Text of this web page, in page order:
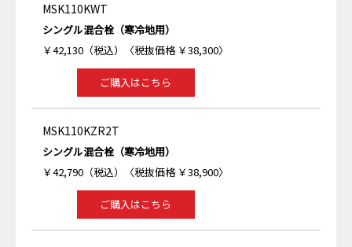
MSK110KWT
シングル混合栓（寒冷地用）
￥42,130（税込）〈税抜価格 ￥38,300〉
ご購入はこちら
MSK110KZR2T
シングル混合栓（寒冷地用）
￥42,790（税込）〈税抜価格 ￥38,900〉
ご購入はこちら